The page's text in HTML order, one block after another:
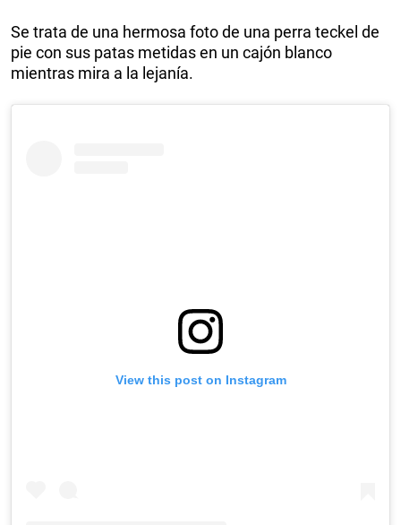
Se trata de una hermosa foto de una perra teckel de
pie con sus patas metidas en un cajón blanco
mientras mira a la lejanía.
View this post on Instagram